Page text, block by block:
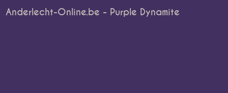
Anderlecht-Online.be - Purple Dynamite